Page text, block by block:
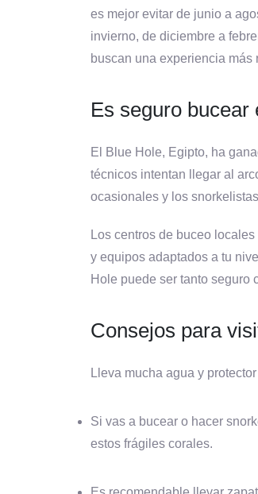
es mejor evitar de junio a
invierno, de diciembre a
buscan una experiencia
Es seguro bucear
El Blue Hole, Egipto, ha
técnicos intentan llegar al
ocasionales y los
Los centros de buceo
y equipos adaptados a tu
Hole puede ser tanto seguro
Consejos para
Lleva mucha agua y
Si vas a bucear o hacer
estos frágiles corales.